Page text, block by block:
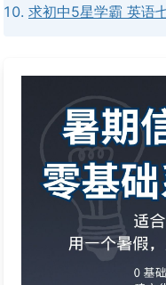
求初中5星学霸 英语